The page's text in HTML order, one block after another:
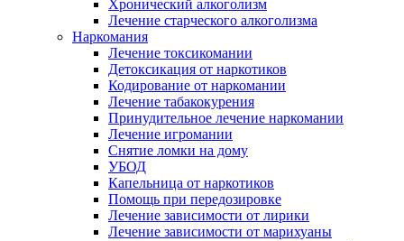
Хронический алкоголизм
Лечение старческого алкоголизма
Наркомания
Лечение токсикомании
Детоксикация от наркотиков
Кодирование от наркомании
Лечение табакокурения
Принудительное лечение наркомании
Лечение игромании
Снятие ломки на дому
УБОД
Капельница от наркотиков
Помощь при передозировке
Лечение зависимости от лирики
Лечение зависимости от марихуаны